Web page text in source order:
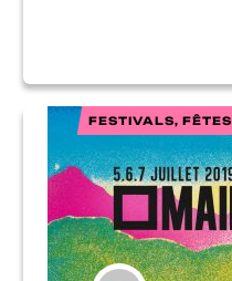
FESTIVALS, FÊTES